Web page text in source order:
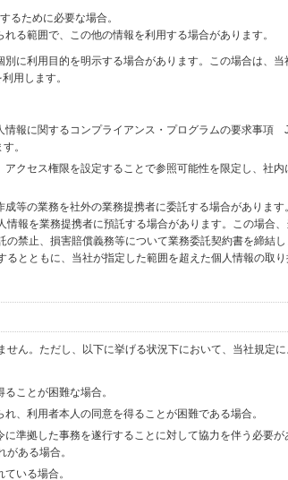
るために必要な場合。
る範囲で、この他の情報を利用する場合があります。
に利用目的を明示する場合があります。この場合は、当
用します。
情報に関するコンプライアンス・プログラムの要求事項
。
クセス権限を設定することで参照可能性を限定し、社内
等の業務を社外の業務提携者に委託する場合があります
報を業務提携者に預託する場合があります。この場合、
禁止、損害賠償義務等について業務委託契約書を締結
とともに、当社が指定した範囲を超えた個人情報の取
ん。ただし、以下に挙げる状況下において、当社規定
ことが困難な場合。
、利用者本人の同意を得ることが困難である場合。
準拠した事務を遂行することに対して協力を伴う必要が
ある場合。
いる場合。